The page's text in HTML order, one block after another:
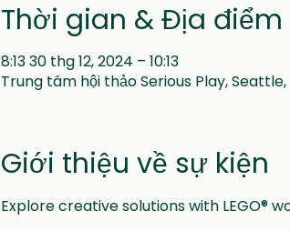
Thời gian & Địa điểm
8:13 30 thg 12, 2024 – 10:13
Trung tâm hội thảo Serious Play, Seattle,
Giới thiệu về sự kiện
Explore creative solutions with LEGO®